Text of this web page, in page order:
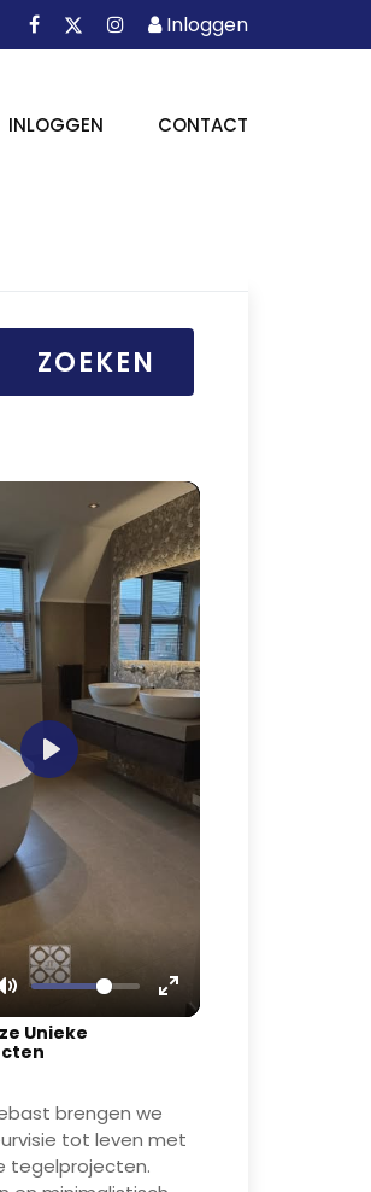
FacebookInstagram
Inloggen
Inloggen
INLOGGEN CONTACT
ZOEKEN
Mute
Enter
Play
Unieke
brengen we
tot leven met
tegelprojecten.